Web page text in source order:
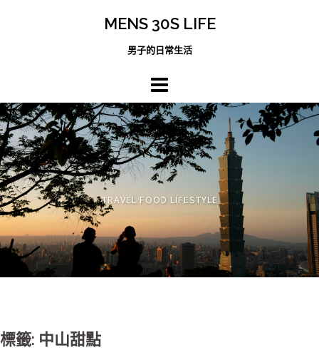
MENS 30S LIFE
男子的日常生活
TRAVEL FOOD LIFESTYLE
標籤: 中山甜點